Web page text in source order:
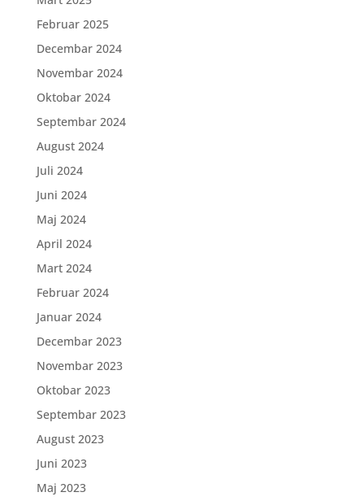
Februar 2025
Decembar 2024
Novembar 2024
Oktobar 2024
Septembar 2024
August 2024
Juli 2024
Juni 2024
Maj 2024
April 2024
Mart 2024
Februar 2024
Januar 2024
Decembar 2023
Novembar 2023
Oktobar 2023
Septembar 2023
August 2023
Juni 2023
Maj 2023